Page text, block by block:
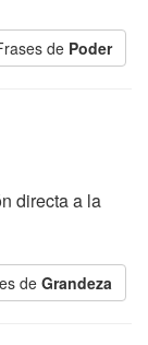
de Poder
directa a la
de Grandeza